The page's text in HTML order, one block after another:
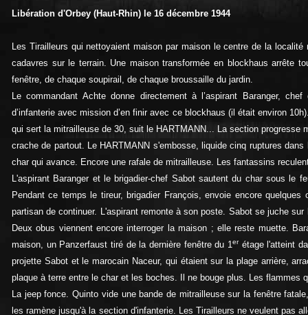
Libération d'Orbey (Haut-Rhin) le 16 décembre 1944
Les Tirailleurs qui nettoyaient maison par maison le centre de la
cadavres sur le terrain. Une maison transformée en blockhaus arrête
fenêtre, de chaque soupirail, de chaque broussaille du jardin.
Le commandant Achte donne directement à l’aspirant Baranger,
d’infanterie avec mission d’en finir avec ce blockhaus (il était environ
qui sert la mitrailleuse de 30, suit le HARTMANN... La section progresse
crache de partout. Le HARTMANN s'embosse, liquide cinq ruptures
char qui avance. Encore une rafale de mitrailleuse. Les fantassins
L'aspirant Baranger et le brigadier-chef Sabot sautent du char sous le
Pendant ce temps le tireur, brigadier François, envoie encore
partisan de continuer. L'aspirant remonte à son poste. Sabot se juche
Deux obus viennent encore interroger la maison ; elle reste muette.
maison, un Panzerfaust tiré de la dernière fenêtre du 1erétage l'atteint
projette Sabot et le marocain Naceur, qui étaient sur la plage arrière,
plaque à terre entre le char et les boches. Il ne bouge plus. Les flammes
La jeep fonce. Quinto vide une bande de mitrailleuse sur la fenêtre
les ramène jusqu'à la section d'infanterie. Les Tirailleurs ne veulent pas